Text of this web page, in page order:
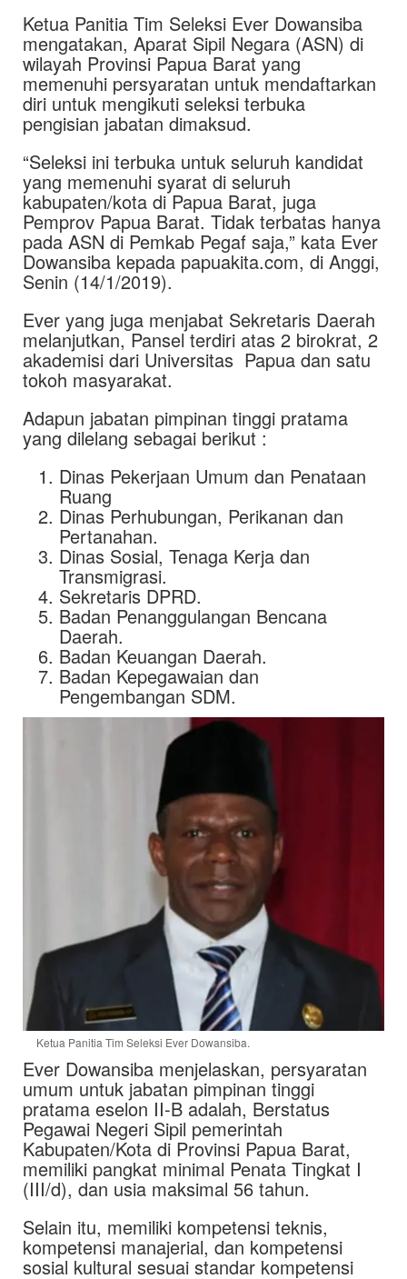
Ketua Panitia Tim Seleksi Ever Dowansiba
mengatakan, Aparat Sipil Negara (ASN) di
wilayah Provinsi Papua Barat yang
memenuhi persyaratan untuk mendaftarkan
diri untuk mengikuti seleksi terbuka
pengisian jabatan dimaksud.
“Seleksi ini terbuka untuk seluruh kandidat
yang memenuhi syarat di seluruh
kabupaten/kota di Papua Barat, juga
Pemprov Papua Barat. Tidak terbatas hanya
pada ASN di Pemkab Pegaf saja,” kata Ever
Dowansiba kepada papuakita.com, di Anggi,
Senin (14/1/2019).
Ever yang juga menjabat Sekretaris Daerah
melanjutkan, Pansel terdiri atas 2 birokrat, 2
akademisi dari Universitas Papua dan satu
tokoh masyarakat.
Adapun jabatan pimpinan tinggi pratama
yang dilelang sebagai berikut :
Dinas Pekerjaan Umum dan Penataan
Ruang
Dinas Perhubungan, Perikanan dan
Pertanahan.
Dinas Sosial, Tenaga Kerja dan
Transmigrasi.
Sekretaris DPRD.
Badan Penanggulangan Bencana
Daerah.
Badan Keuangan Daerah.
Badan Kepegawaian dan
Pengembangan SDM.
Ketua Panitia Tim Seleksi Ever Dowansiba.
Ever Dowansiba menjelaskan, persyaratan
umum untuk jabatan pimpinan tinggi
pratama eselon II-B adalah, Berstatus
Pegawai Negeri Sipil pemerintah
Kabupaten/Kota di Provinsi Papua Barat,
memiliki pangkat minimal Penata Tingkat I
(III/d), dan usia maksimal 56 tahun.
Selain itu, memiliki kompetensi teknis,
kompetensi manajerial, dan kompetensi
sosial kultural sesuai standar kompetensi